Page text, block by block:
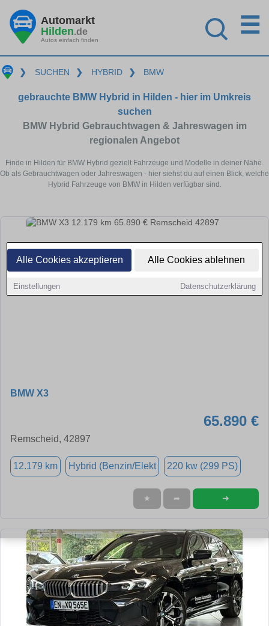
Alle Cookies akzeptieren Alle Cookies ablehnen
Einstellungen Datenschutzerklärung
Automarkt
Hilden.de
Autos einfach finden
☰
❯ SUCHEN ❯ HYBRID ❯ BMW
gebrauchte BMW Hybrid in Hilden - hier im Umkreis
suchen
BMW Hybrid Gebrauchtwagen & Jahreswagen im
regionalen Angebot
Finde in Hilden für BMW Hybrid gezielt Fahrzeuge und Modelle in deiner Nähe.
Ob als Gebrauchtwagen oder Jahreswagen - hier siehst du auf einen Blick, welche
Hybrid Fahrzeuge von BMW in Hilden verfügbar sind.
BMW X3
65.890 €
Remscheid, 42897
12.179 km Hybrid (Benzin/Elekt 220 kw (299 PS)
★ ➦ ➜